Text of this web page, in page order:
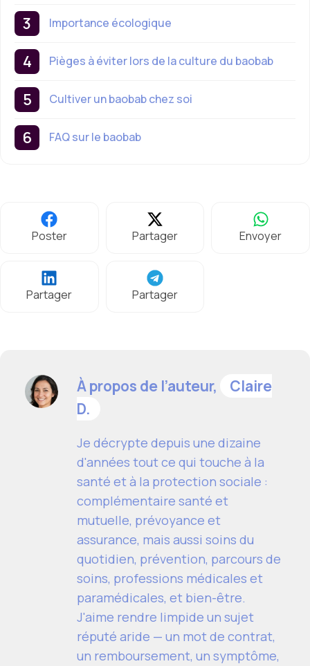
Importance écologique
Pièges à éviter lors de la culture du baobab
Cultiver un baobab chez soi
FAQ sur le baobab
Poster Partager Envoyer
Partager Partager
À propos de l’auteur,
Claire
D.
Je décrypte depuis une dizaine
d'années tout ce qui touche à la
santé et à la protection sociale :
complémentaire santé et
mutuelle, prévoyance et
assurance, mais aussi soins du
quotidien, prévention, parcours de
soins, professions médicales et
paramédicales, et bien-être.
J'aime rendre limpide un sujet
réputé aride — un mot de contrat,
un remboursement, un symptôme,